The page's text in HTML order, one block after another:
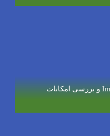
نصب و راه‌اندازی Imunify360 و بررسی امکانات